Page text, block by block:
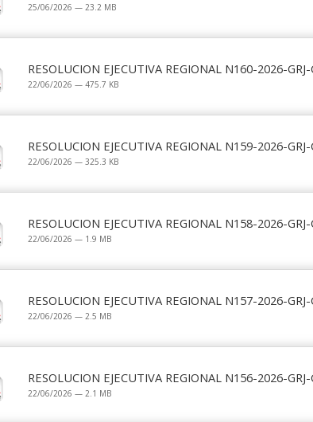
25/06/2026 — 23.2 MB
RESOLUCION EJECUTIVA REGIONAL N160-2026-GRJ-
22/06/2026 — 475.7 KB
RESOLUCION EJECUTIVA REGIONAL N159-2026-GRJ-
22/06/2026 — 325.3 KB
RESOLUCION EJECUTIVA REGIONAL N158-2026-GRJ-
22/06/2026 — 1.9 MB
RESOLUCION EJECUTIVA REGIONAL N157-2026-GRJ-
22/06/2026 — 2.5 MB
RESOLUCION EJECUTIVA REGIONAL N156-2026-GRJ-
22/06/2026 — 2.1 MB